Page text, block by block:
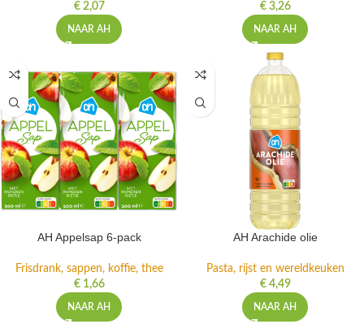
€2,07
NAAR AH
€3,26
NAAR AH
AH Appelsap 6-pack
Frisdrank, sappen, koffie, thee
€1,66
NAAR AH
AH Arachide olie
Pasta, rijst en wereldkeuken
€4,49
NAAR AH